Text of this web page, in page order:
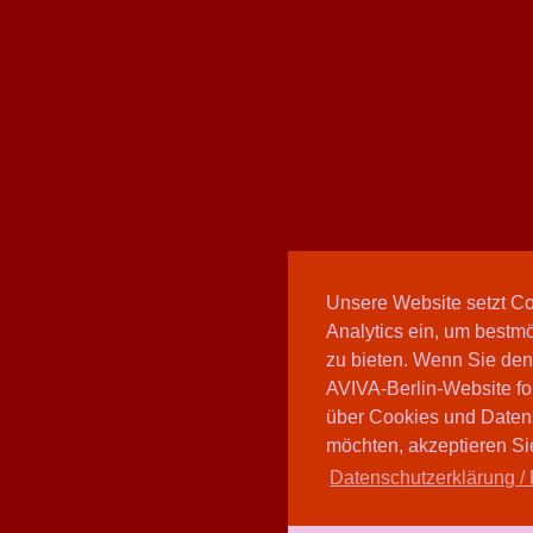
Unsere Website setzt
Analytics ein, um
zu bieten. Wenn Sie
AVIVA-Berlin-Website
über Cookies und
möchten, akzeptieren
Datenschutzerklärung /